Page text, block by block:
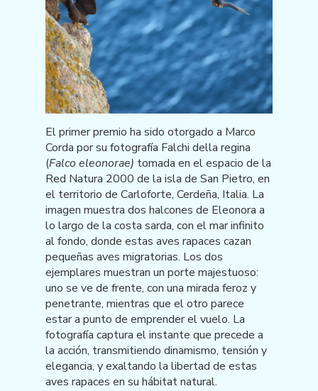
El primer premio ha sido otorgado a Marco
Corda por su fotografía Falchi della regina
(Falco eleonorae) tomada en el espacio de la
Red Natura 2000 de la isla de San Pietro, en
el territorio de Carloforte, Cerdeña, Italia. La
imagen muestra dos halcones de Eleonora a
lo largo de la costa sarda, con el mar infinito
al fondo, donde estas aves rapaces cazan
pequeñas aves migratorias. Los dos
ejemplares muestran un porte majestuoso:
uno se ve de frente, con una mirada feroz y
penetrante, mientras que el otro parece
estar a punto de emprender el vuelo. La
fotografía captura el instante que precede a
la acción, transmitiendo dinamismo, tensión y
elegancia, y exaltando la libertad de estas
aves rapaces en su hábitat natural.